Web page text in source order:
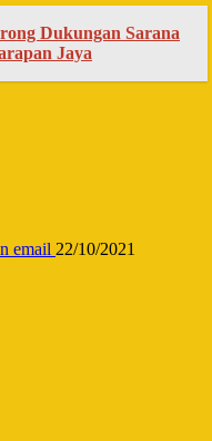
Dukungan Sarana
Jaya
email 22/10/2021